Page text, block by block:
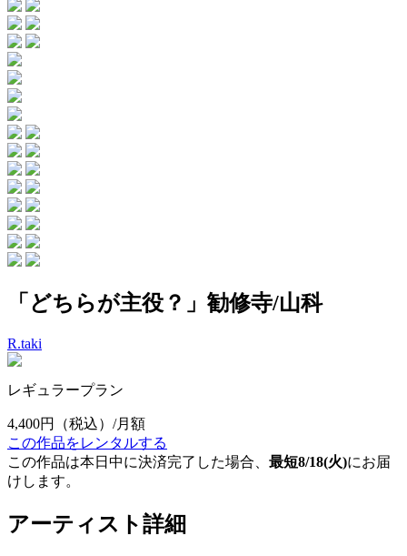
「どちらが主役？」勧修寺/山科
R.taki
レギュラープラン
4,400円
（税込）/月額
この作品をレンタルする
この作品は本日中に決済完了した場合、 最短8/18(火)にお届
けします。
アーティスト詳細